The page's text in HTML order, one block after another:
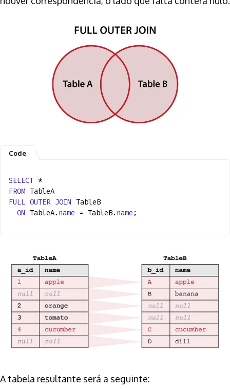
SELECT *
FROM TableA
FULL OUTER JOIN TableB
ON TableA.name = TableB.name ;
A tabela resultante será a seguinte: